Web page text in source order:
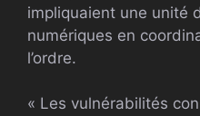
impliquaient une unité
numériques en
l’ordre.
« Les vulnérabilités